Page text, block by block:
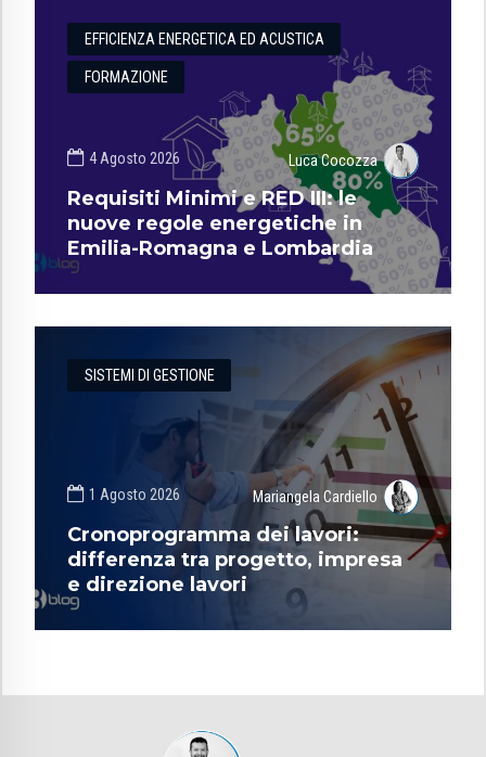
EFFICIENZA ENERGETICA ED ACUSTICA
FORMAZIONE
4 Agosto 2026 Luca Cocozza
Requisiti Minimi e RED III: le
nuove regole energetiche in
Emilia-Romagna e Lombardia
SISTEMI DI GESTIONE
1 Agosto 2026 Mariangela Cardiello
Cronoprogramma dei lavori:
differenza tra progetto, impresa
e direzione lavori